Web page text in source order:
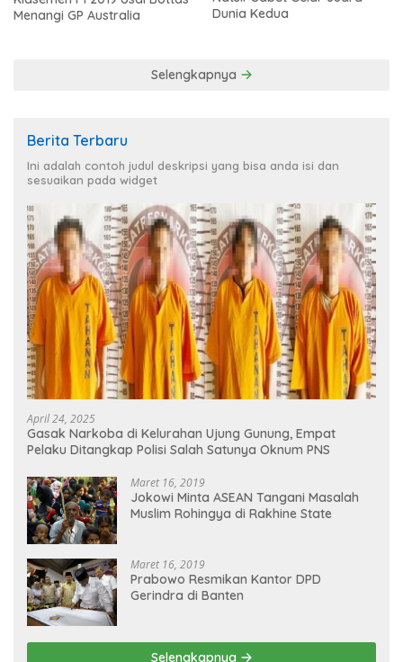
Menangi GP Australia
Dunia Kedua
Selengkapnya
Berita Terbaru
Ini adalah contoh judul deskripsi yang bisa anda isi dan
sesuaikan pada widget
April 24, 2025
Gasak Narkoba di Kelurahan Ujung Gunung, Empat
Pelaku Ditangkap Polisi Salah Satunya Oknum PNS
Maret 16, 2019
Jokowi Minta ASEAN Tangani Masalah
Muslim Rohingya di Rakhine State
Maret 16, 2019
Prabowo Resmikan Kantor DPD
Gerindra di Banten
Selengkapnya